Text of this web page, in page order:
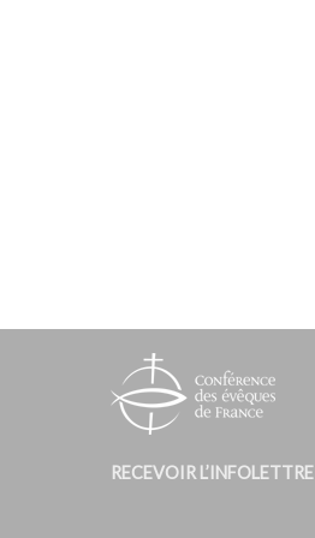
RECEVOIR L’INFOLETTRE